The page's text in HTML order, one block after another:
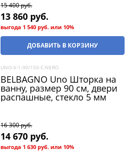
15 400 руб.
13 860 руб.
выгода 1 540 руб. или 10%
ДОБАВИТЬ В КОРЗИНУ
UNO-V-1-90/150-C-NERO
BELBAGNO Uno Шторка на
ванну, размер 90 см, двери
распашные, стекло 5 мм
16 300 руб.
14 670 руб.
выгода 1 630 руб. или 10%